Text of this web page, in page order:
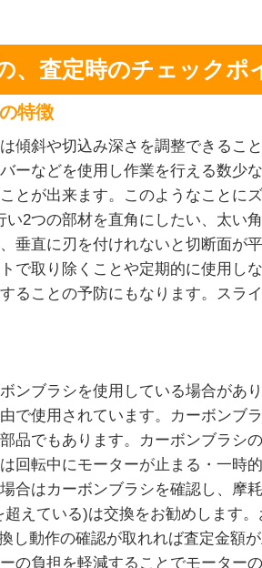
、 査定時のチェックポ
特徴
傾斜や切込み深さを調整できるこ
ーなどを使用し作業を行える数少
とが出来ます。このようなことに
い2つの部材を直角にしたい、太い
垂直に刃を付けれないと切断面が
で取り除くことや定期的に使用し
ることの予防にもなります。スラ
ンブラシを使用している場合があ
で使用されています。カーボンブ
品でもあります。カーボンブラシ
回転中にモーターが止まる・一時
合はカーボンブラシを確認し、摩
えている)は交換をお勧めします
し動作の確認が取れれば査定金額
の負担を軽減することでモーター